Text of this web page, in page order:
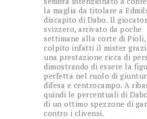
la maglia da titolare a
discapito di Dabo. Il
svizzero, arrivato da poche
settimane alla corte di Pioli,
colpito infatti il mister
una prestazione ricca di
dimostrando di essere la
perfetta nel ruolo di
difesa e centrocampo. A
quindi le percentuali di
di un ottimo spezzone di
contro i clivensi.